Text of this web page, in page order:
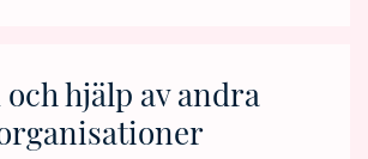
och hjälp av andra